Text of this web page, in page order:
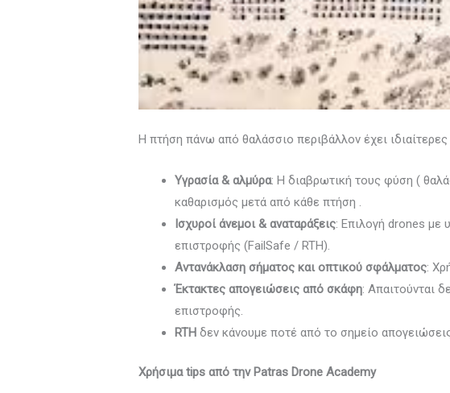
Η πτήση πάνω από θαλάσσιο περιβάλλον έχει ιδιαίτερες
Υγρασία & αλμύρα: Η διαβρωτική τους φύση (
καθαρισμός μετά από κάθε πτήση .
Ισχυροί άνεμοι & αναταράξεις: Επιλογή drones με
επιστροφής (FailSafe / RTH).
Αντανάκλαση σήματος και οπτικού σφάλματος:
Έκτακτες απογειώσεις από σκάφη: Απαιτούνται
επιστροφής.
RTH δεν κάνουμε ποτέ από το σημείο
Χρήσιμαtipsαπό τηνPatras Drone Academy